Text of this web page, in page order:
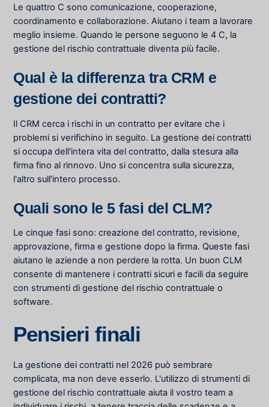
Le quattro C sono comunicazione, cooperazione,
coordinamento e collaborazione. Aiutano i team a lavorare
meglio insieme. Quando le persone seguono le 4 C, la
gestione del rischio contrattuale diventa più facile.
Qual è la differenza tra CRM e
gestione dei contratti?
Il CRM cerca i rischi in un contratto per evitare che i
problemi si verifichino in seguito. La gestione dei contratti
si occupa dell'intera vita del contratto, dalla stesura alla
firma fino al rinnovo. Uno si concentra sulla sicurezza,
l'altro sull'intero processo.
Quali sono le 5 fasi del CLM?
Le cinque fasi sono: creazione del contratto, revisione,
approvazione, firma e gestione dopo la firma. Queste fasi
aiutano le aziende a non perdere la rotta. Un buon CLM
consente di mantenere i contratti sicuri e facili da seguire
con strumenti di gestione del rischio contrattuale o
software.
Pensieri finali
La gestione dei contratti nel 2026 può sembrare
complicata, ma non deve esserlo. L'utilizzo di strumenti di
gestione del rischio contrattuale aiuta il vostro team a